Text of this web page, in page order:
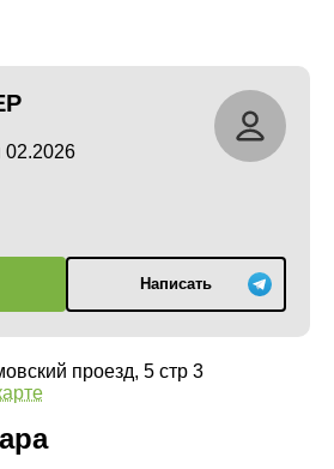
02.2026
Написать
проезд, 5 стр 3